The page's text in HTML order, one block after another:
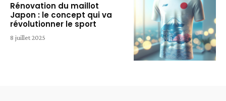
Rénovation du maillot
Japon : le concept qui va
révolutionner le sport
8 juillet 2025